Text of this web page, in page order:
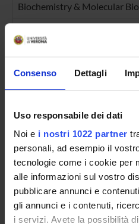
Consenso Dettagli
Uso responsabile dei dati
Noi e i nostri 1022 partner
personali, ad esempio il
tecnologie come i cookie per
alle informazioni sul vostro
pubblicare annunci e
gli annunci e i contenuti,
i servizi. Avete la possibilità
Biochemistry & Molecular
Biochemistry & Molecular
SECTIONS
Biological Chemistry Section
PUBLICATIONS
TITLE
Biochemical and